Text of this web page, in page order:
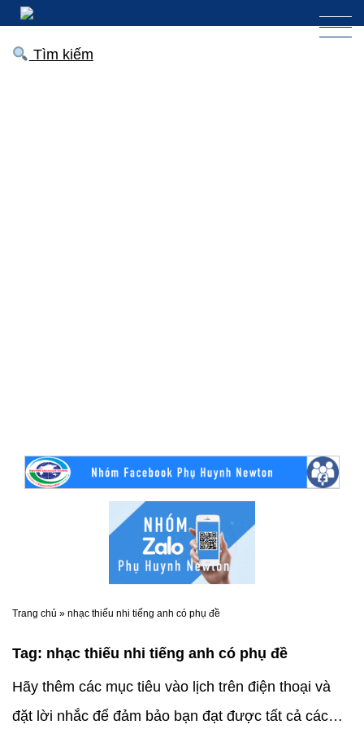
Tìm kiếm
Trang chủ » nhạc thiếu nhi tiếng anh có phụ đề
Tag: nhạc thiếu nhi tiếng anh có phụ đề
Hãy thêm các mục tiêu vào lịch trên điện thoại và
đặt lời nhắc để đảm bảo bạn đạt được tất cả các